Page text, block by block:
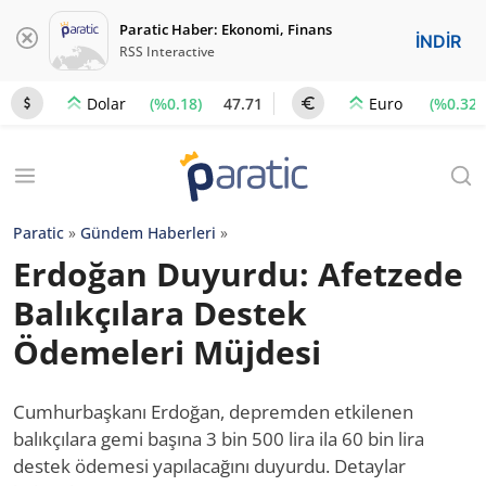
Paratic Haber: Ekonomi, Finans
RSS Interactive İNDİR
Dolar (%0.18) 47.71 Euro (%0.32)
Paratic » Gündem Haberleri »
Erdoğan Duyurdu: Afetzede
Balıkçılara Destek
Ödemeleri Müjdesi
Cumhurbaşkanı Erdoğan, depremden etkilenen
balıkçılara gemi başına 3 bin 500 lira ila 60 bin lira
destek ödemesi yapılacağını duyurdu. Detaylar